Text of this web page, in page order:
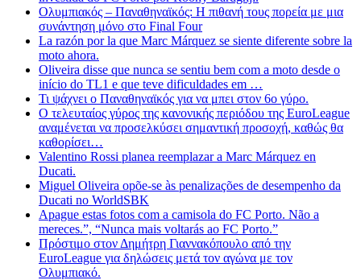
Ολυμπιακός – Παναθηναϊκός: Η πιθανή τους πορεία με μια
συνάντηση μόνο στο Final Four
La razón por la que Marc Márquez se siente diferente sobre la
moto ahora.
Oliveira disse que nunca se sentiu bem com a moto desde o
início do TL1 e que teve dificuldades em …
Τι ψάχνει ο Παναθηναϊκός για να μπει στον 6ο γύρο.
Ο τελευταίος γύρος της κανονικής περιόδου της EuroLeague
αναμένεται να προσελκύσει σημαντική προσοχή, καθώς θα
καθορίσει…
Valentino Rossi planea reemplazar a Marc Márquez en
Ducati.
Miguel Oliveira opõe-se às penalizações de desempenho da
Ducati no WorldSBK
Apague estas fotos com a camisola do FC Porto. Não a
mereces.”, “Nunca mais voltarás ao FC Porto.”
Πρόστιμο στον Δημήτρη Γιαννακόπουλο από την
EuroLeague για δηλώσεις μετά τον αγώνα με τον
Ολυμπιακό.